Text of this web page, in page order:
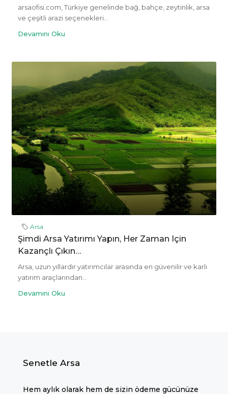
arsaofisi.com, Türkiye genelinde bağ, bahçe, zeytinlik, arsa
ve çeşitli arazi seçenekleri...
Devamını Oku
Arsa
Şimdi Arsa Yatırımı Yapın, Her Zaman Için
Kazançlı Çıkın…
Arsa, uzun yıllardır yatırımcılar arasında en güvenilir ve karlı
yatırım araçlarından...
Devamını Oku
Senetle Arsa
Hem aylık olarak hem de sizin ödeme gücünüze